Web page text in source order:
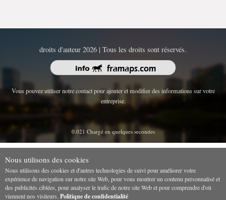
droits d'auteur 2026 | Tous les droits sont réservés.
Vous pouvez utiliser notre contact pour ajouter et modifier des informations sur votre
entreprise.
0.021 Chargé en quelques secondes
Nous utilisons des cookies
Nous utilisons des cookies et d'autres technologies de suivi pour améliorer votre
expérience de navigation sur notre site Web, pour vous montrer un contenu personnalisé et
des publicités ciblées, pour analyser le trafic de notre site Web et pour comprendre d'où
viennent nos visiteurs. Politique de confidentialité